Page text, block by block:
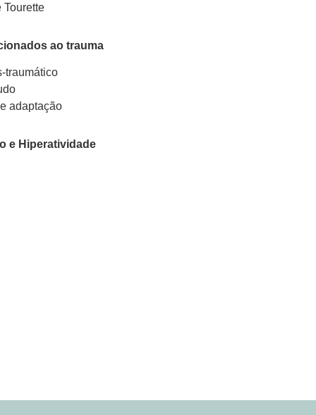
Tourette
ao trauma
traumático
adaptação
e Hiperatividade